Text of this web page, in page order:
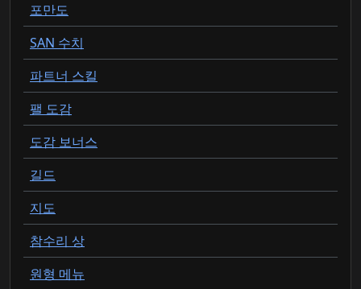
포만도
SAN 수치
파트너 스킬
팰 도감
도감 보너스
길드
지도
참수리 상
원형 메뉴